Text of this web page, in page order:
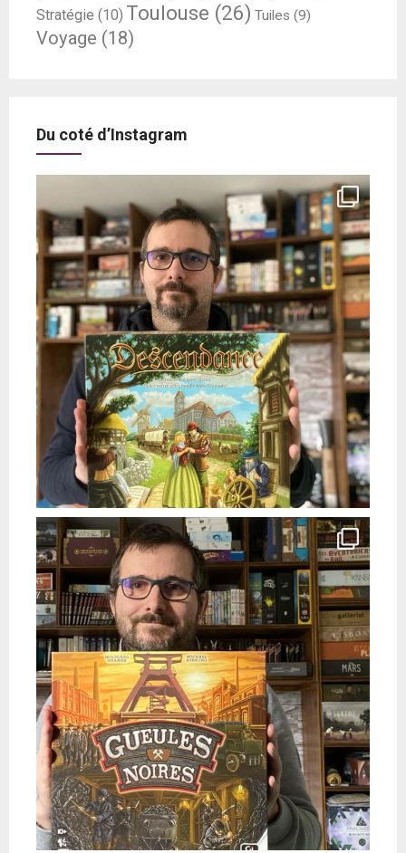
Stratégie (10) Toulouse (26) Tuiles (9)
Voyage (18)
Du coté d’Instagram